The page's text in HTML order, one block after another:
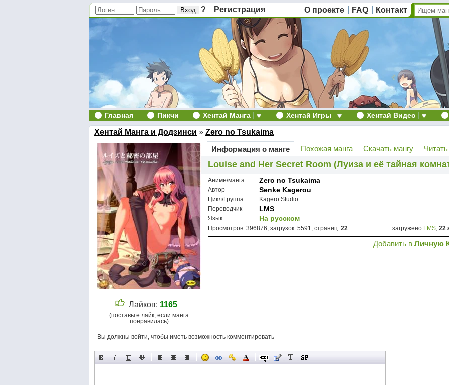
? Регистрация О проекте FAQ Контакт
Главная Пикчи Хентай Манга Хентай Игры Хентай Видео
Хентай Манга и Додзинси » Zero no Tsukaima
Лайков: 1165
(поставьте лайк, если манга
понравилась)
Информация о манге Похожая манга Скачать мангу
Louise and Her Secret Room (Луиза и её тайная
Аниме/манга Zero no Tsukaima
Автор Senke Kagerou
Цикл/Группа
Kagero Studio
Переводчик
LMS
Язык На русском
Просмотров: 396876, загрузок: 5591, страниц: 22 загружено LMS, 22
Добавить в Личную
Вы должны войти, чтобы иметь возможность комментировать